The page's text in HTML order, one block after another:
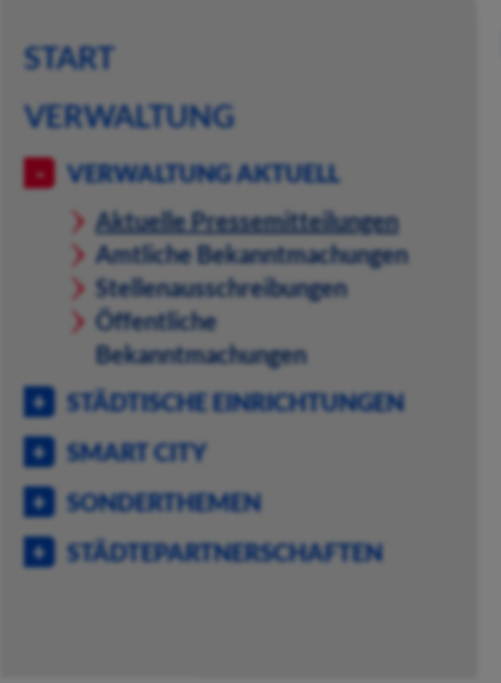
START
VERWALTUNG
VERWALTUNG AKTUELL
Aktuelle Pressemitteilungen
Amtliche Bekanntmachungen
Stellenausschreibungen
Öffentliche
Bekanntmachungen
STÄDTISCHE EINRICHTUNGEN
SMART CITY
SONDERTHEMEN
STÄDTEPARTNERSCHAFTEN